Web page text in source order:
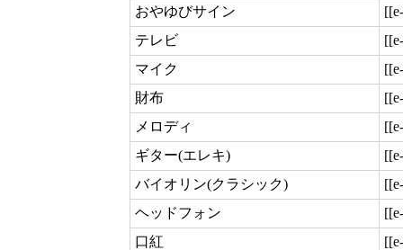
おやゆびサイン
テレビ
マイク
財布
メロディ
ギター(エレキ)
バイオリン(クラシック)
ヘッドフォン
口紅